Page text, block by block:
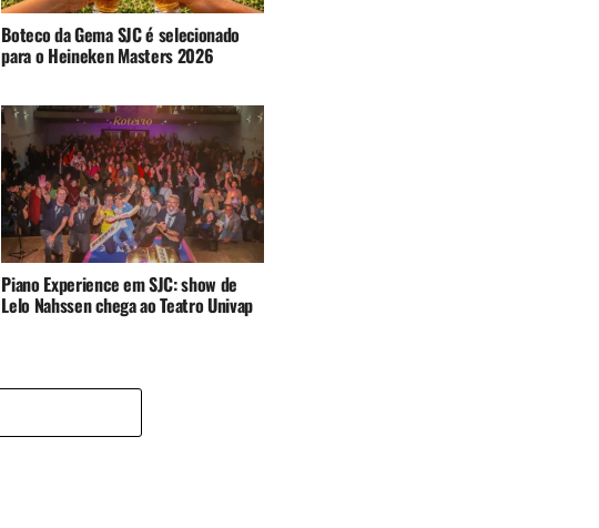
Boteco da Gema SJC é selecionado
para o Heineken Masters 2026
Piano Experience em SJC: show de
Lelo Nahssen chega ao Teatro Univap